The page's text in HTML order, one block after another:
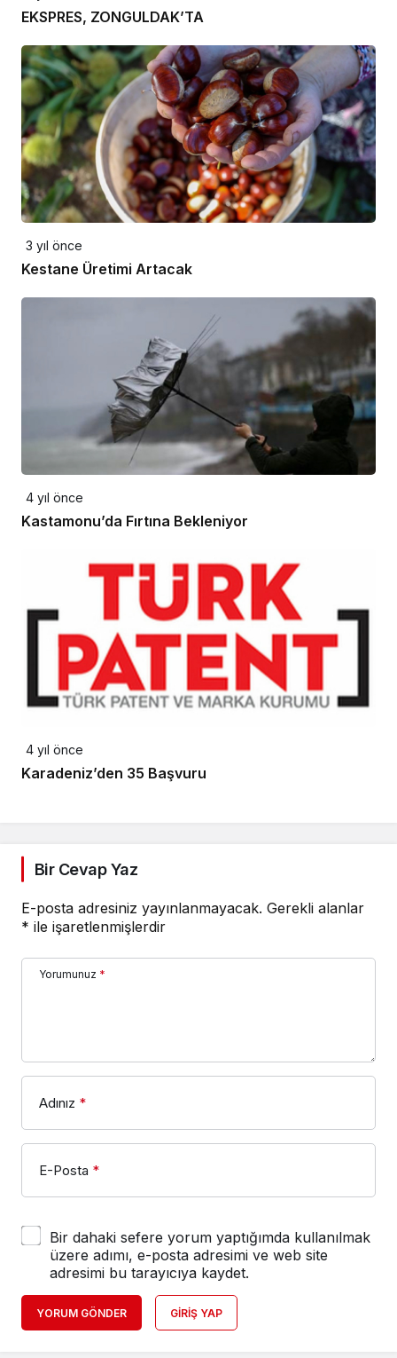
EKSPRES, ZONGULDAK’TA
3 yıl önce
Kestane Üretimi Artacak
4 yıl önce
Kastamonu’da Fırtına Bekleniyor
4 yıl önce
Karadeniz’den 35 Başvuru
Bir Cevap Yaz
E-posta adresiniz yayınlanmayacak. Gerekli alanlar
* ile işaretlenmişlerdir
Yorumunuz *
Adınız *
E-Posta *
Bir dahaki sefere yorum yaptığımda kullanılmak
üzere adımı, e-posta adresimi ve web site
adresimi bu tarayıcıya kaydet.
YORUM GÖNDER GIRIŞ YAP